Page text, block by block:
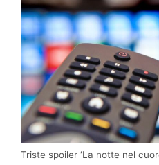
Triste spoiler ‘La notte nel